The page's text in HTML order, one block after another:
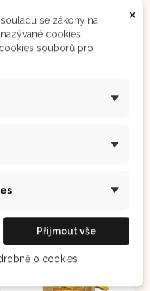
Fialová kukuřice
200 Kč
×
se zákony na
cookies.
souborů pro
Přijmout vše
o cookies